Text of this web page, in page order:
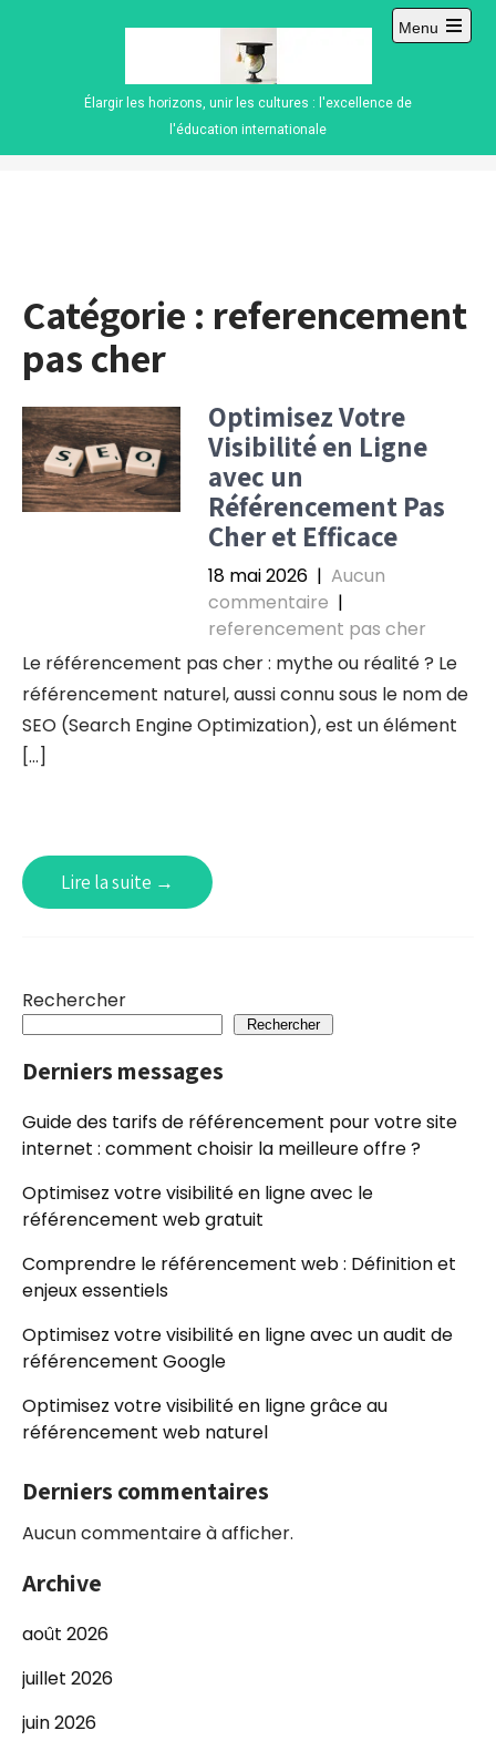
Élargir les horizons, unir les cultures : l'excellence de
l'éducation internationale
Menu
Open
Catégorie : referencement
pas cher
Optimisez Votre
Visibilité en Ligne
avec un
Référencement Pas
Cher et Efficace
18 mai 2026 | Aucun
commentaire |
referencement pas cher
Le référencement pas cher : mythe ou réalité ? Le
référencement naturel, aussi connu sous le nom de
SEO (Search Engine Optimization), est un élément
[…]
Lire la suite →
Rechercher
Rechercher
Derniers messages
Guide des tarifs de référencement pour votre site
internet : comment choisir la meilleure offre ?
Optimisez votre visibilité en ligne avec le
référencement web gratuit
Comprendre le référencement web : Définition et
enjeux essentiels
Optimisez votre visibilité en ligne avec un audit de
référencement Google
Optimisez votre visibilité en ligne grâce au
référencement web naturel
Derniers commentaires
Aucun commentaire à afficher.
Archive
août 2026
juillet 2026
juin 2026